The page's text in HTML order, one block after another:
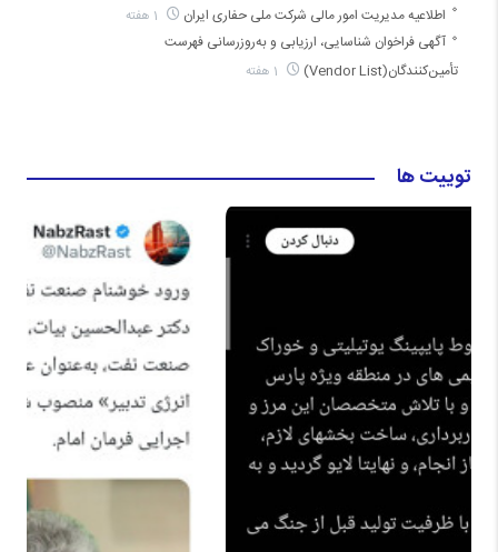
اطلاعیه مدیریت امور مالی شرکت ملی حفاری ایران
آگهی فراخوان شناسایی، ارزیابی و به‌روزرسانی فهرست
تأمین‌کنندگان(Vendor List)
توییت ها